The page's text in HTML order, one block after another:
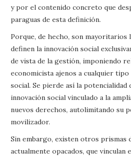
y por el contenido concreto que
paraguas de esta definición.
Porque, de hecho, son mayoritarios
definen la innovación social
de vista de la gestión, imponiendo
economicista ajenos a cualquier
social. Se pierde así la
innovación social vinculado a la
nuevos derechos, autolimitando su
movilizador.
Sin embargo, existen otros prismas
actualmente opacados, que vinculan